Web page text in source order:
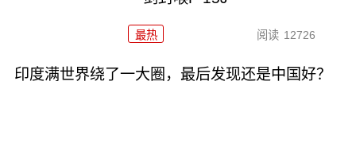
最热 阅读 12726
印度满世界绕了一大圈，最后发现还是中国好？